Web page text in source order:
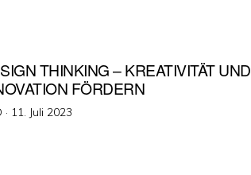
THINKING – KREATIVITÄT UND
FÖRDERN
Veröffentlicht
11. Juli 2023